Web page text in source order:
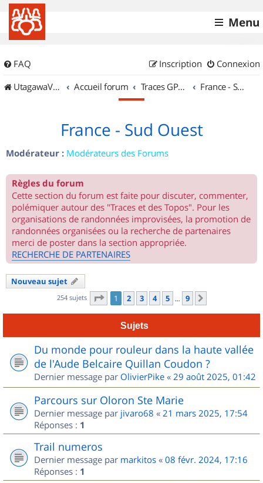
Menu
FAQ Connexion
Inscription
UtagawaVTT (Randos VTT et VTTAE avec traces GPS)
Accueil forum Traces GPS de randos VTT France - Sud Ouest
France - Sud Ouest
Modérateur : Modérateurs des Forums
Règles du forum
Cette section du forum est faite pour discuter, commenter,
polémiquer autour des "Traces et des Topos". Pour les
organisations de randonnées improvisées, la promotion de
randonnées organisées ou la recherche de partenaires
merci de poster dans la section appropriée.
RECHERCHE DE PARTENAIRES
Nouveau sujet
254 sujets Page 1sur
1 2 3 4 5 … 9
Sujets
Du monde pour rouleur dans la haute vallée
de l'Aude Belcaire Quillan Coudon ?
Dernier message par OlivierPike « 29 août 2025, 01:42
Parcours sur Oloron Ste Marie
Dernier message par jivaro68 « 21 mars 2025, 17:54
Réponses : 1
Trail numeros
Dernier message par markitos « 08 févr. 2024, 17:16
Réponses : 1